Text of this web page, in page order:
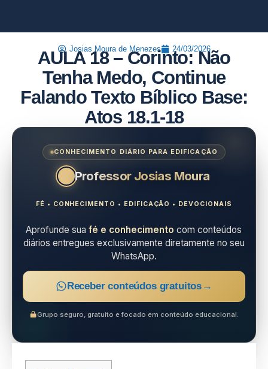
Josias Moura de Menezes 24/03/2026
AULA 18 – Corinto: Não
Tenha Medo, Continue
Falando Texto Bíblico Base:
Atos 18.1-18
CONHECIMENTO DIÁRIO PARA EDIFICAÇÃO
Professor Josias Moura
FÉ • CONHECIMENTO • EDIFICAÇÃO • DEVOCIONAIS
Aprofunde suafé e conhecimento com conteúdos
diários entregues exclusivamente diretamente no seu
WhatsApp.
Receber conteúdos gratuitos →
Grupo seguro, gratuito e focado em conteúdo educacional.